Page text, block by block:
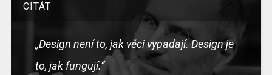
CITÁT
„Design není to, jak věci vypadají. Design je
to, jak fungují.“